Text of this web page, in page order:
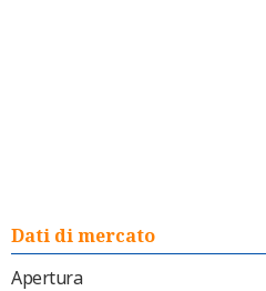
Dati di mercato
Apertura